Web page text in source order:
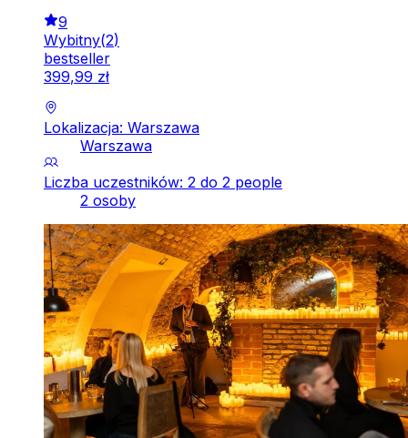
9
Wybitny(2)
bestseller
399,99 zł
Lokalizacja: Warszawa
Warszawa
Liczba uczestników: 2 do 2 people
2 osoby